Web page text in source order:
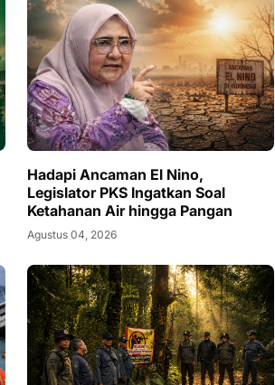
Hadapi Ancaman El Nino,
Legislator PKS Ingatkan Soal
Ketahanan Air hingga Pangan
Agustus 04, 2026